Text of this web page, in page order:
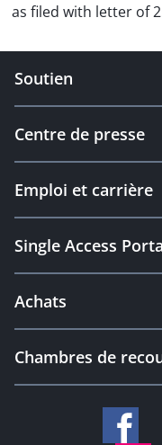
as filed with letter of
Soutien
Centre de presse
Emploi et carrière
Single Access
Achats
Chambres de